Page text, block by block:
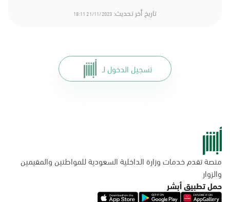
تاريخ أخر تحديث: 21/11/2023 18:11
تسجيل الدخول لـ
منصة تقدم خدمات وزارة الداخلية السعودية للمواطنين والمقيمين
والزوار
حمل تطبيق أبشر